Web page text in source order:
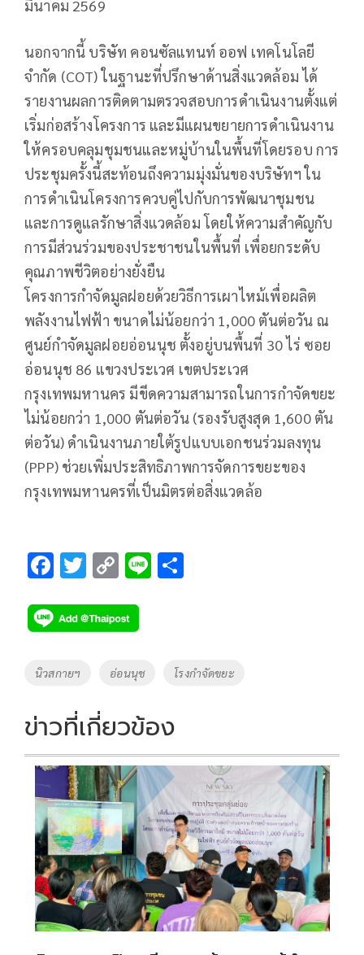
มีนาคม 2569
นอกจากนี้ บริษัท คอนซัลแทนท์ ออฟ เทคโนโลยี
จำกัด (COT) ในฐานะที่ปรึกษาด้านสิ่งแวดล้อม ได้
รายงานผลการติดตามตรวจสอบการดำเนินงานตั้งแต่
เริ่มก่อสร้างโครงการ และมีแผนขยายการดำเนินงาน
ให้ครอบคลุมชุมชนและหมู่บ้านในพื้นที่โดยรอบ การ
ประชุมครั้งนี้สะท้อนถึงความมุ่งมั่นของบริษัทฯ ใน
การดำเนินโครงการควบคู่ไปกับการพัฒนาชุมชน
และการดูแลรักษาสิ่งแวดล้อม โดยให้ความสำคัญกับ
การมีส่วนร่วมของประชาชนในพื้นที่ เพื่อยกระดับ
คุณภาพชีวิตอย่างยั่งยืน
โครงการกำจัดมูลฝอยด้วยวิธีการเผาไหม้เพื่อผลิต
พลังงานไฟฟ้า ขนาดไม่น้อยกว่า 1,000 ตันต่อวัน ณ
ศูนย์กำจัดมูลฝอยอ่อนนุช ตั้งอยู่บนพื้นที่ 30 ไร่ ซอย
อ่อนนุช 86 แขวงประเวศ เขตประเวศ
กรุงเทพมหานคร มีขีดความสามารถในการกำจัดขยะ
ไม่น้อยกว่า 1,000 ตันต่อวัน (รองรับสูงสุด 1,600 ตัน
ต่อวัน) ดำเนินงานภายใต้รูปแบบเอกชนร่วมลงทุน
(PPP) ช่วยเพิ่มประสิทธิภาพการจัดการขยะของ
กรุงเทพมหานครที่เป็นมิตรต่อสิ่งแวดล้อ
F
e
b
o
k
T
tt
er
C
p
y
Li
k
Li
Tags
นิวสกายฯ อ่อนนุช โรงกำจัดขยะ
ข่าวที่เกี่ยวข้อง